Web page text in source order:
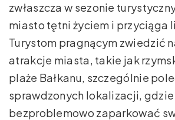
zwłaszcza w sezonie
miasto tętni życiem i przyciąga
Turystom pragnącym zwiedzić
atrakcje miasta, takie jak
plaże Bałkanu, szczególnie
sprawdzonych lokalizacji, gdzie
bezproblemowo zaparkować